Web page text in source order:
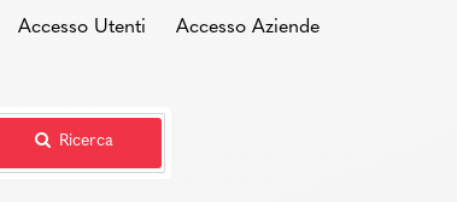
Accesso Utenti Accesso Aziende
Ricerca